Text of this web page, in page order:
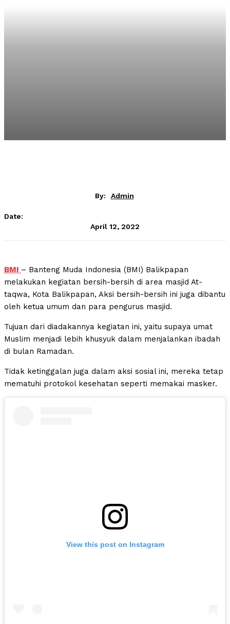
By: Admin
Date:
April 12, 2022
BMI – Banteng Muda Indonesia (BMI) Balikpapan
melakukan kegiatan bersih-bersih di area masjid At-
taqwa, Kota Balikpapan, Aksi bersih-bersih ini juga dibantu
oleh ketua umum dan para pengurus masjid.
Tujuan dari diadakannya kegiatan ini, yaitu supaya umat
Muslim menjadi lebih khusyuk dalam menjalankan ibadah
di bulan Ramadan.
Tidak ketinggalan juga dalam aksi sosial ini, mereka tetap
mematuhi protokol kesehatan seperti memakai masker.
View this post on Instagram